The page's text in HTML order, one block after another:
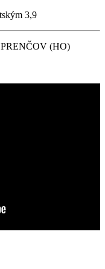
3,9
(HO)